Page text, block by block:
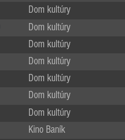
Dom kultúry
Dom kultúry
Dom kultúry
Dom kultúry
Dom kultúry
Dom kultúry
Dom kultúry
Kino Baník